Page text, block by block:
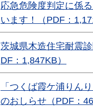
応急危険度判定に係
います！（PDF：
茨城県木造住宅耐震
DF：1,847KB）
「つくば霞ケ浦りん
のおしらせ（PDF：